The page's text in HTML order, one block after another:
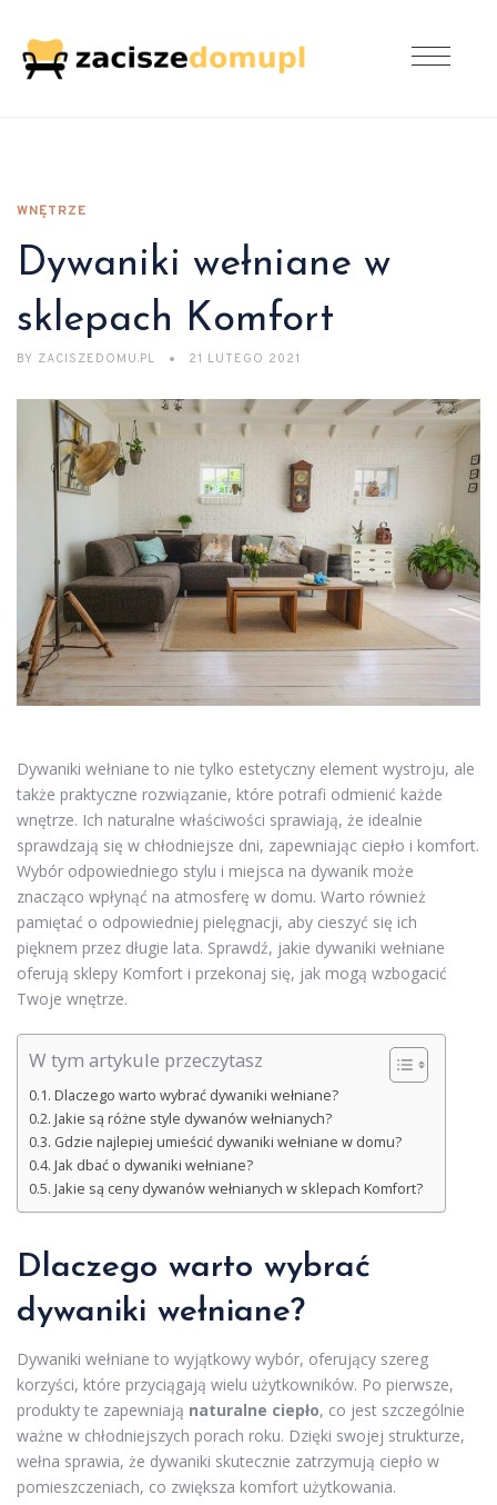
WNĘTRZE
Dywaniki wełniane w
sklepach Komfort
BY ZACISZEDOMU.PL 21 LUTEGO 2021
Dywaniki wełniane to nie tylko estetyczny element wystroju, ale
także praktyczne rozwiązanie, które potrafi odmienić każde
wnętrze. Ich naturalne właściwości sprawiają, że idealnie
sprawdzają się w chłodniejsze dni, zapewniając ciepło i komfort.
Wybór odpowiedniego stylu i miejsca na dywanik może
znacząco wpłynąć na atmosferę w domu. Warto również
pamiętać o odpowiedniej pielęgnacji, aby cieszyć się ich
pięknem przez długie lata. Sprawdź, jakie dywaniki wełniane
oferują sklepy Komfort i przekonaj się, jak mogą wzbogacić
Twoje wnętrze.
W tym artykule przeczytasz
Dlaczego warto wybrać dywaniki wełniane?
Jakie są różne style dywanów wełnianych?
Gdzie najlepiej umieścić dywaniki wełniane w domu?
Jak dbać o dywaniki wełniane?
Jakie są ceny dywanów wełnianych w sklepach Komfort?
Dlaczego warto wybrać
dywaniki wełniane?
Dywaniki wełniane to wyjątkowy wybór, oferujący szereg
korzyści, które przyciągają wielu użytkowników. Po pierwsze,
produkty te zapewniają naturalne ciepło, co jest szczególnie
ważne w chłodniejszych porach roku. Dzięki swojej strukturze,
wełna sprawia, że dywaniki skutecznie zatrzymują ciepło w
pomieszczeniach, co zwiększa komfort użytkowania.